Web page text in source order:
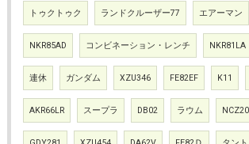
トゥクトゥク ランドクルーザー77 エアーマン
NKR85AD コンビネーション・レンチ NKR81LA
連休 ガンダム XZU346 FE82EF K11
AKR66LR スープラ DB02 ラウム NCZ20